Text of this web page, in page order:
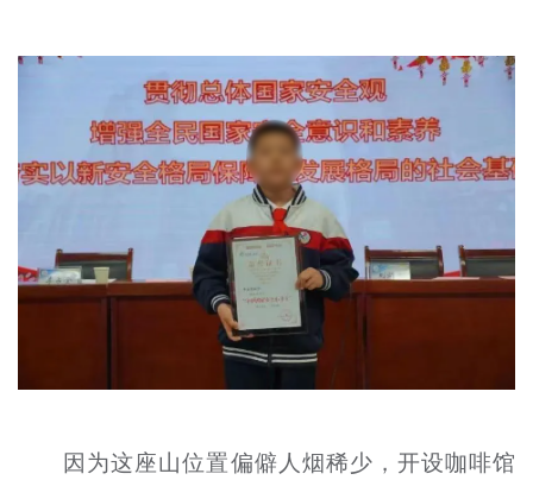
因为这座山位置偏僻人烟稀少，开设咖啡馆